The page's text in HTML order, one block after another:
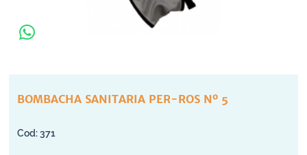
BOMBACHA SANITARIA PER-ROS Nº 5
371